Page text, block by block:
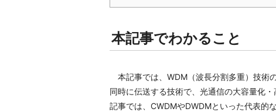
本記事でわかること
本記事では、WDM（波長分割多重）技術
同時に伝送する技術で、光通信の大容量化・
記事では、CWDMやDWDMといった代表的